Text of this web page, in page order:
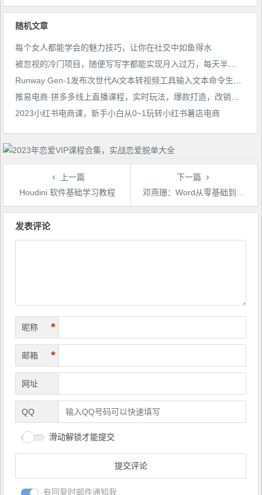
随机文章
每个女人都能学会的魅力技巧，让你在社交中如鱼得水
被忽视的冷门项目，随便写写字都能实现月入过万，每天半小时，适合0基础，手机可做【揭秘】
Runway Gen-1发布次世代Ai文本转视频工具输入文本命令生成多种类型视频
推易电商·拼多多线上直播课程，实时玩法，爆款打造，改销量，补大单，AB单 直播
2023小红书电商课，新手小白从0~1玩转小红书薯店电商
上一篇
Houdini 软件基础学习教程
下一篇
邓燕珊：Word从零基础到高手
文
发表评论
昵称 *
邮箱 *
网址
QQ
滑动解锁才能提交
有回复时邮件通知我